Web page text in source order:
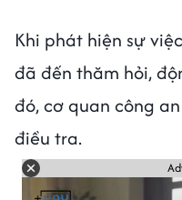
Khi phát hiện sự
đã đến thăm hỏi,
đó, cơ quan công
điều tra.